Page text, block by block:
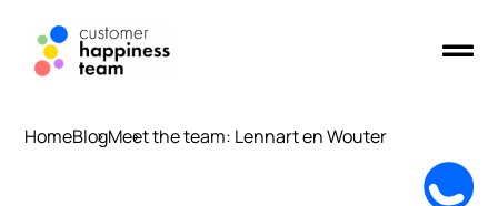
HomeBlogMeet the team: Lennart en Wouter